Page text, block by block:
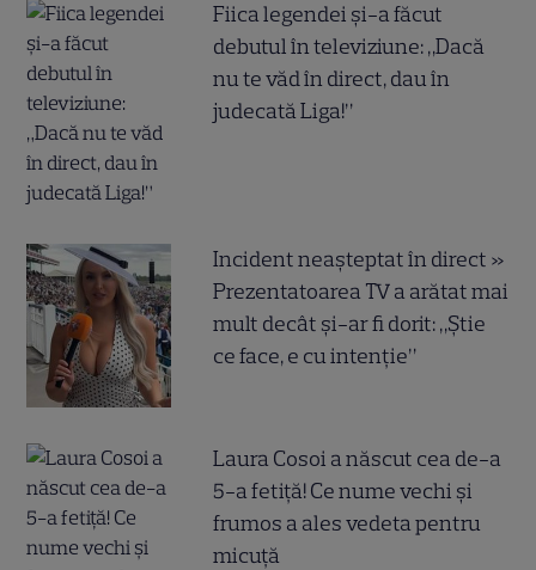
Fiica legendei și-a făcut
debutul în televiziune: „Dacă
nu te văd în direct, dau în
judecată Liga!”
Incident neașteptat în direct »
Prezentatoarea TV a arătat mai
mult decât și-ar fi dorit: „Știe
ce face, e cu intenție”
Laura Cosoi a născut cea de-a
5-a fetiță! Ce nume vechi și
frumos a ales vedeta pentru
micuță